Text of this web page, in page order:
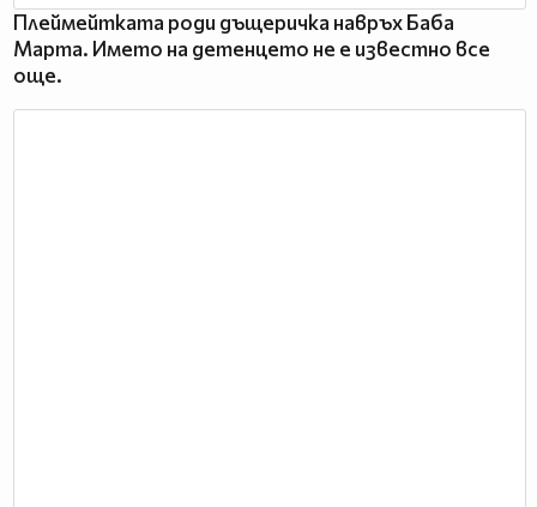
Плеймейтката роди дъщеричка навръх Баба
Марта. Името на детенцето не е известно все
още.